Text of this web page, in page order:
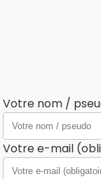
Votre nom /
Votre e-mail